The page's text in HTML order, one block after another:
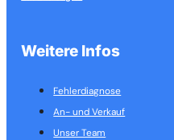
Weitere Infos
Fehlerdiagnose
An- und Verkauf
Unser Team